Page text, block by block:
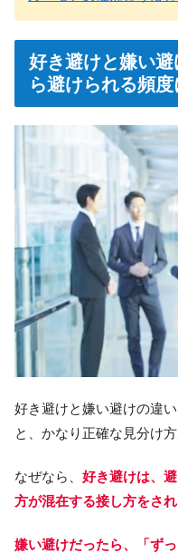
好き避けと嫌い
ら避けられる頻
好き避けと嫌い避けの違
と、かなり正確な見分け方
なぜなら、 好き避けは、
方が混在する接し方をさ
嫌い避けだったら、「ず